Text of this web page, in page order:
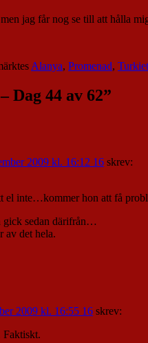
jag får nog se till att hålla
Alanya, Promenad, Turkiet
Dag 44 av 62”
2009 kl. 16:12 16 skrev:
el inte…kommer hon att få
gick sedan därifrån…
av det hela.
2009 kl. 16:55 16 skrev:
Faktiskt.